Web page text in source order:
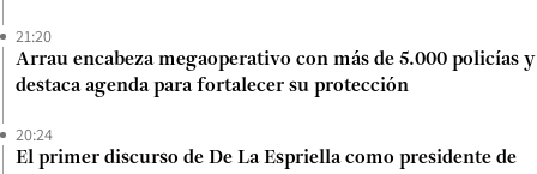
21:20
Arrau encabeza megaoperativo con más de 5.000 policías y
destaca agenda para fortalecer su protección
20:24
El primer discurso de De La Espriella como presidente de